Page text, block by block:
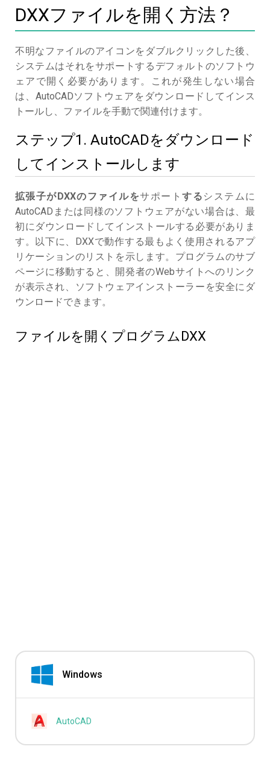
DXXファイルを開く方法？
不明なファイルのアイコンをダブルクリックした後、
システムはそれをサポートするデフォルトのソフトウ
ェアで開く必要があります。これが発生しない場合
は、AutoCADソフトウェアをダウンロードしてインス
トールし、ファイルを手動で関連付けます。
ステップ1. AutoCADをダウンロード
してインストールします
拡張子がDXXのファイルをサポートする システムに
AutoCADまたは同様のソフトウェアがない場合は、最
初にダウンロードしてインストールする必要がありま
す。以下に、DXXで動作する最もよく使用されるアプ
リケーションのリストを示します。プログラムのサブ
ページに移動すると、開発者のWebサイトへのリンク
が表示され、ソフトウェアインストーラーを安全にダ
ウンロードできます。
ファイルを開くプログラムDXX
Windows
AutoCAD